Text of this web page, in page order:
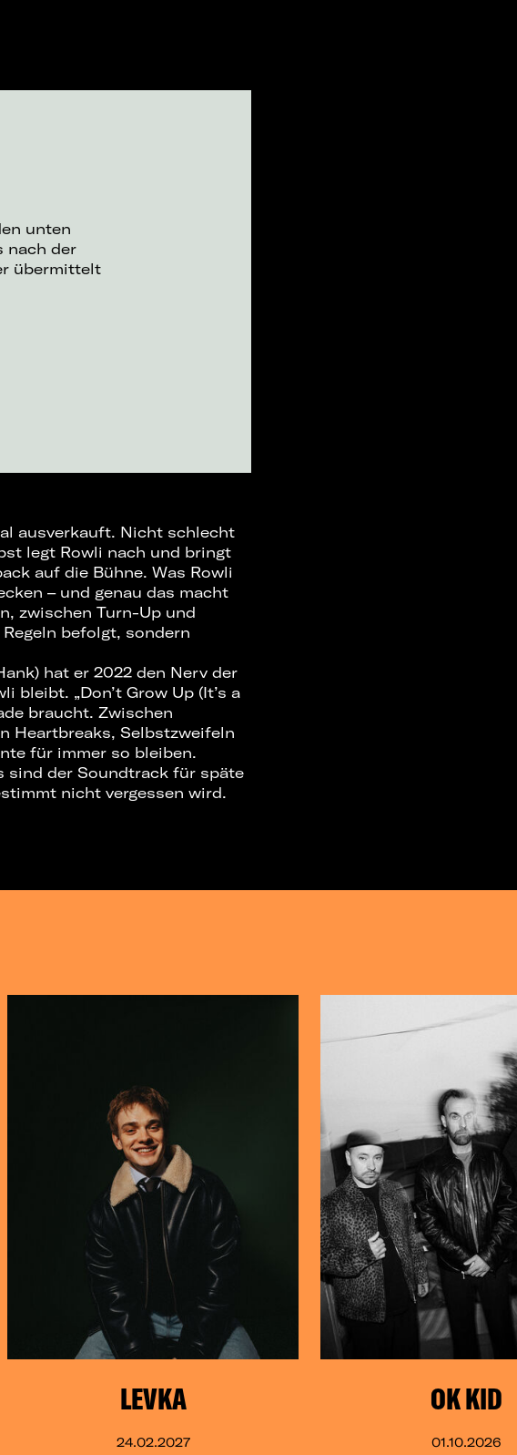
unten
nach der
übermittelt
ausverkauft. Nicht schlecht
legt Rowli nach und bringt
auf die Bühne. Was Rowli
– und genau das macht
zwischen Turn-Up und
befolgt, sondern
hat er 2022 den Nerv der
„Don’t Grow Up (It’s a
braucht. Zwischen
Heartbreaks, Selbstzweifeln
für immer so bleiben.
sind der Soundtrack für späte
nicht vergessen wird.
LEVKA
24.02.2027
OK KID
01.10.2026